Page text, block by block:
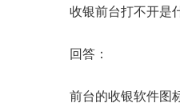
收银前台打不开是
回答：
前台的收银软件图